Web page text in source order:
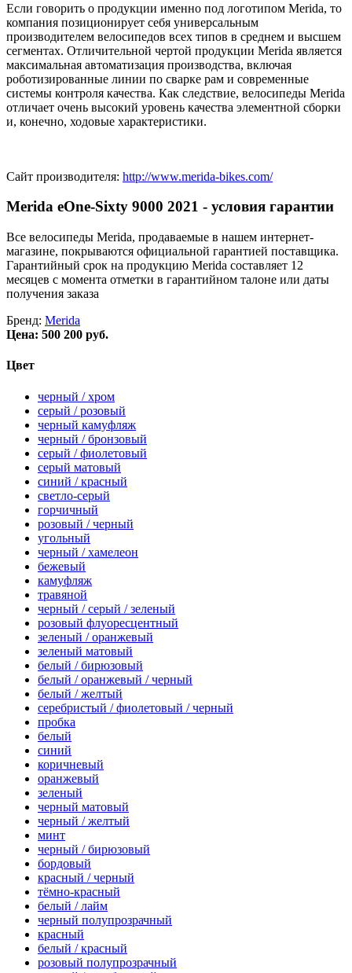
Если говорить о продукции именно под логотипом Merida, то
компания позиционирует себя универсальным
производителем велосипедов всех типов в среднем и высшем
сегментах. Отличительной чертой продукции Merida является
максимальная автоматизация производства, включая
роботизированные линии по сварке рам и современные
системы контроля качества. Как следствие, велосипеды Merida
отличает очень высокий уровень качества элементной сборки
и, конечно, ходовые характеристики.
Сайт производителя: http://www.merida-bikes.com/
Merida eOne-Sixty 9000 2021 - условия гарантии
Все велосипеды Merida, продаваемые в нашем интернет-
магазине, покрываются официальной гарантией поставщика.
Гарантийный срок на продукцию Merida составляет 12
месяцев с момента отметки в гарантийном талоне или даты
получения заказа
Бренд: Merida
Цена: 500 200 руб.
Цвет
черный / хром
серый / розовый
черный камуфляж
черный / бронзовый
серый / фиолетовый
серый матовый
синий / красный
светло-серый
горчичный
розовый / черный
угольный
черный / хамелеон
бежевый
камуфляж
травяной
черный / серый / зеленый
розовый флуоресцентный
зеленый / оранжевый
зеленый матовый
белый / бирюзовый
белый / оранжевый / черный
белый / желтый
серебристый / фиолетовый / черный
пробка
белый
синий
коричневый
оранжевый
зеленый
черный матовый
черный / желтый
минт
черный / бирюзовый
бордовый
красный / черный
тёмно-красный
белый / лайм
черный полупрозрачный
красный
белый / красный
розовый полупрозрачный